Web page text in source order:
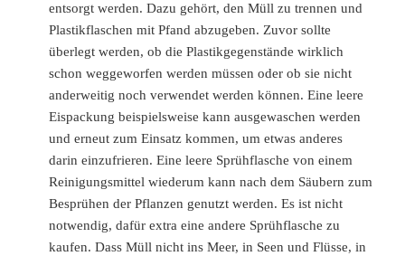
entsorgt werden. Dazu gehört, den Müll zu trennen und
Plastikflaschen mit Pfand abzugeben. Zuvor sollte
überlegt werden, ob die Plastikgegenstände wirklich
schon weggeworfen werden müssen oder ob sie nicht
anderweitig noch verwendet werden können. Eine leere
Eispackung beispielsweise kann ausgewaschen werden
und erneut zum Einsatz kommen, um etwas anderes
darin einzufrieren. Eine leere Sprühflasche von einem
Reinigungsmittel wiederum kann nach dem Säubern zum
Besprühen der Pflanzen genutzt werden. Es ist nicht
notwendig, dafür extra eine andere Sprühflasche zu
kaufen. Dass Müll nicht ins Meer, in Seen und Flüsse, in